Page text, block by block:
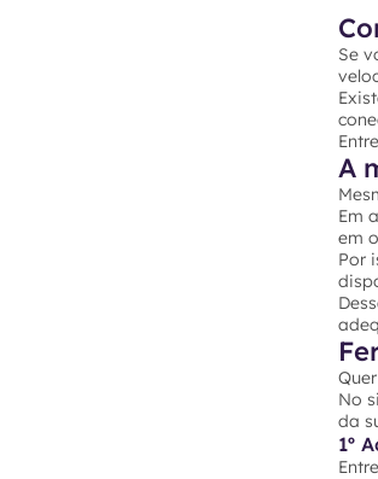
Se
A
Em
em
Por
No
da
1º